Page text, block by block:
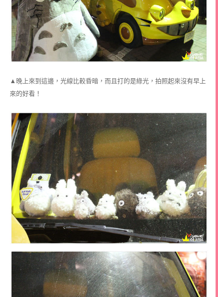
▲晚上來到這邊，光線比較昏暗，而且打的是綠光，拍照起來沒有早上
來的好看！